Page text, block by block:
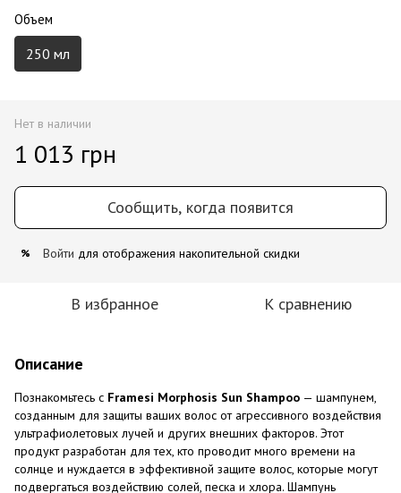
Объем
250 мл
Нет в наличии
1 013 грн
Сообщить, когда появится
% Войти для отображения накопительной скидки
В избранное К сравнению
Описание
Познакомьтесь с Framesi Morphosis Sun Shampoo — шампунем,
созданным для защиты ваших волос от агрессивного воздействия
ультрафиолетовых лучей и других внешних факторов. Этот
продукт разработан для тех, кто проводит много времени на
солнце и нуждается в эффективной защите волос, которые могут
подвергаться воздействию солей, песка и хлора. Шампунь